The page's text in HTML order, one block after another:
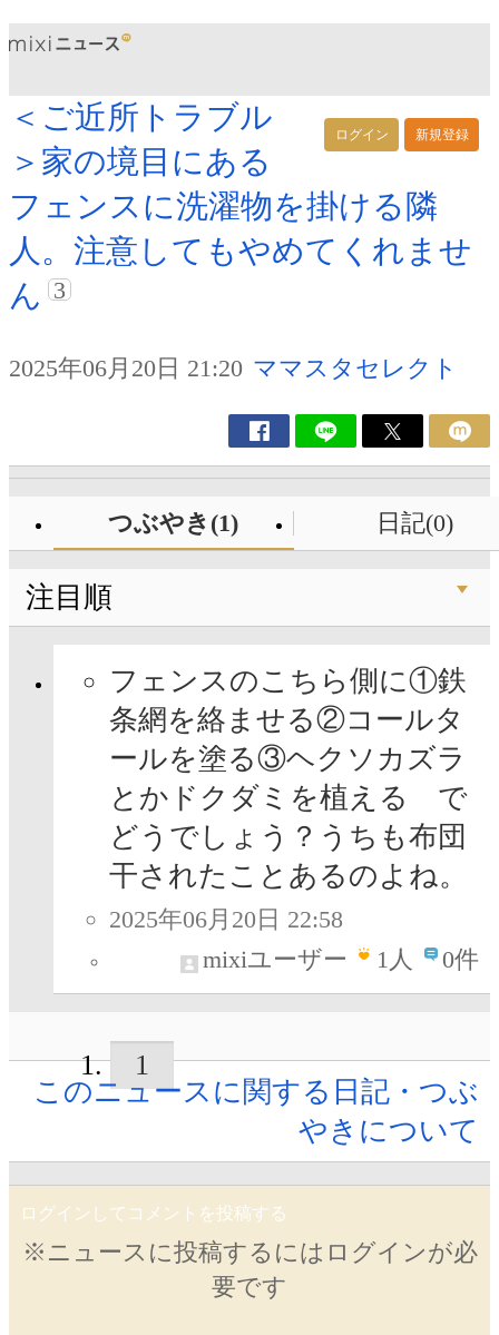
ログイン 新規登録
＜ご近所トラブル
＞家の境目にある
フェンスに洗濯物を掛ける隣
人。注意してもやめてくれませ
ん 3
2025年06月20日 21:20 ママスタセレクト
つぶやき(1) 日記(0)
注目順
フェンスのこちら側に①鉄
条網を絡ませる②コールタ
ールを塗る③ヘクソカズラ
とかドクダミを植える で
どうでしょう？うちも布団
干されたことあるのよね。
2025年06月20日 22:58
mixiユーザー
1人 0件
1
このニュースに関する日記・つぶ
やきについて
ログインしてコメントを投稿する
※ニュースに投稿するにはログインが必
要です